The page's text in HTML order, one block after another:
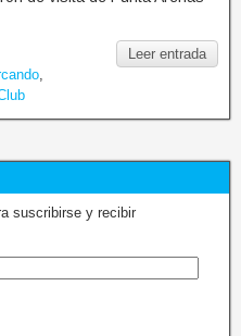
Leer entrada
suscribirse y recibir